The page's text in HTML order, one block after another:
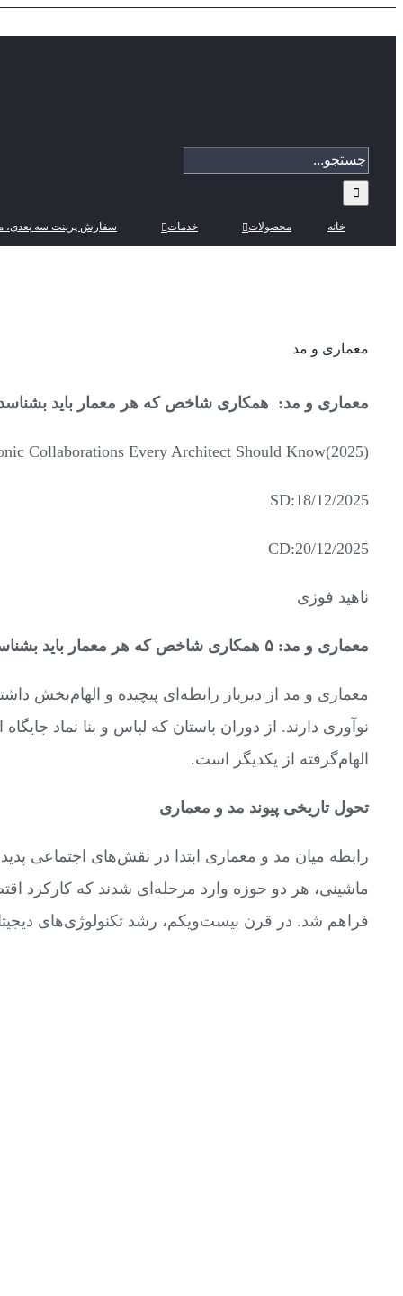
جستجو
برای:
خانه محصولات خدمات سفارش پرینت سه بعدی،
معماری و مد
معماری و مد: همکاری شاخص که هر معمار باید
Collaborations Every Architect Should Know(2025)
SD:18/12/2025
CD:20/12/2025
ناهید فوزی
معماری و مد: ۵ همکاری شاخص که هر معمار باید
معماری و مد از دیرباز رابطه‌ای پیچیده و الهام‌بخش
نوآوری دارند. از دوران باستان که لباس و بنا نماد
الهام‌گرفته از یکدیگر است.
تحول تاریخی پیوند مد و معماری
رابطه میان مد و معماری ابتدا در نقش‌های اجتماعی
ماشینی، هر دو حوزه وارد مرحله‌ای شدند که کارکرد
فراهم شد. در قرن بیست‌ویکم، رشد تکنولوژی‌های